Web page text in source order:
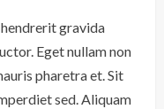
hendrerit gravida
Eget nullam non
pharetra et. Sit
sed. Aliquam